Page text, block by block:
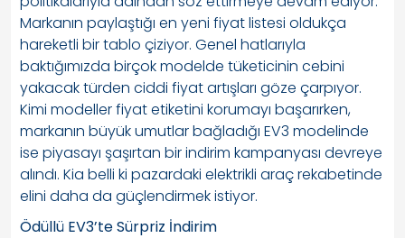
Markanın paylaştığı en yeni fiyat listesi oldukça
hareketli bir tablo çiziyor. Genel hatlarıyla
baktığımızda birçok modelde tüketicinin cebini
yakacak türden ciddi fiyat artışları göze çarpıyor.
Kimi modeller fiyat etiketini korumayı başarırken,
markanın büyük umutlar bağladığı EV3 modelinde
ise piyasayı şaşırtan bir indirim kampanyası devreye
alındı. Kia belli ki pazardaki elektrikli araç rekabetinde
elini daha da güçlendirmek istiyor.
Ödüllü EV3’te Sürpriz İndirim